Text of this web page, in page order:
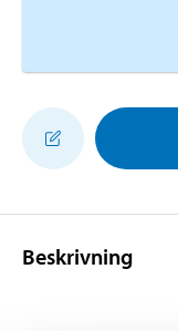
Beskrivning